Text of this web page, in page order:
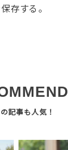
存する。